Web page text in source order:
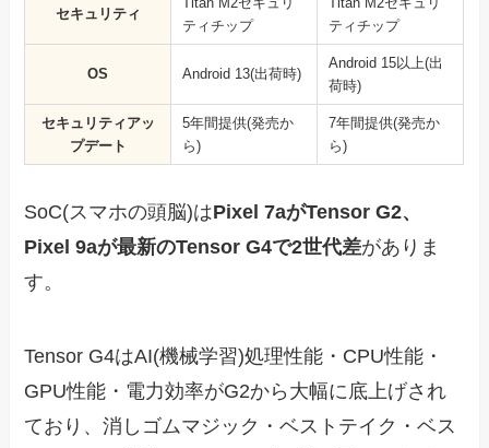
セキュリティ
ティチップ
ティチップ
OS Android 13(出荷時)
Android 15以上(出
荷時)
セキュリティアッ
プデート
5年間提供(発売か
ら)
7年間提供(発売か
ら)
SoC(スマホの頭脳)はPixel 7aがTensor G2、
Pixel 9aが最新のTensor G4で2世代差がありま
す。
Tensor G4はAI(機械学習)処理性能・CPU性能・
GPU性能・電力効率がG2から大幅に底上げされ
ており、消しゴムマジック・ベストテイク・ベス